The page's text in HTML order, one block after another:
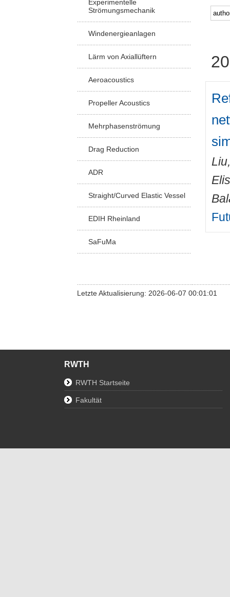
Experimentelle
Strömungsmechanik
Windenergieanlagen
Lärm von Axiallüftern
Aeroacoustics
Propeller Acoustics
Mehrphasenströmung
Drag Reduction
ADR
Straight/Curved Elastic Vessel
EDIH Rheinland
SaFuMa
Letzte Aktualisierung: 2026-06-07 00:01:01
RWTH
RWTH Startseite
Fakultät